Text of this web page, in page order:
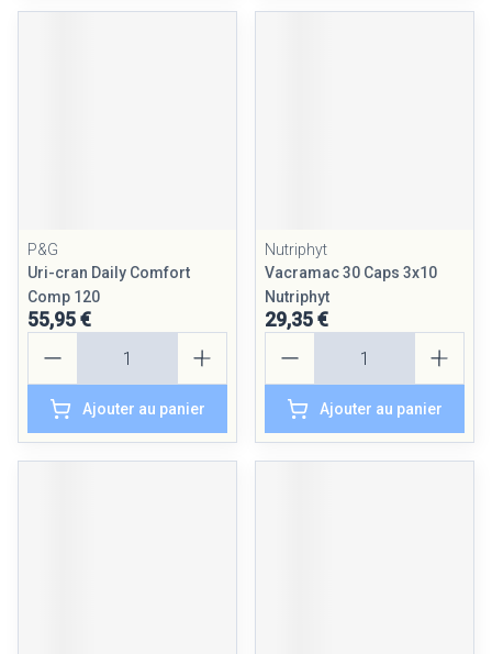
P&G
Uri-cran Daily Comfort
Comp 120
55,95 €
Ajouter au panier
Nutriphyt
Vacramac 30 Caps 3x10
Nutriphyt
29,35 €
Ajouter au panier